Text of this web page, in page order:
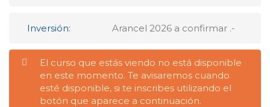
Inversión: Arancel 2026 a confirmar .-
El curso que estás viendo no está disponible
en este momento. Te avisaremos cuando
esté disponible, si te inscribes utilizando el
botón que aparece a continuación.